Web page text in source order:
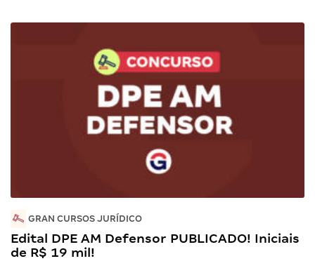
GRAN CURSOS JURÍDICO
Edital DPE AM Defensor PUBLICADO! Iniciais
de R$ 19 mil!